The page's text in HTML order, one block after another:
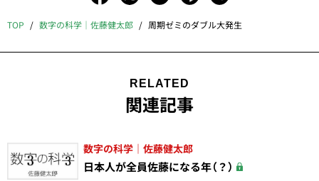
TOP 数字の科学｜佐藤健太郎 周期ゼミのダブル大発生
RELATED
関連記事
数字の科学｜佐藤健太郎
日本人が全員佐藤になる年（？）